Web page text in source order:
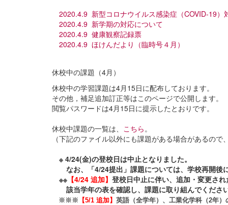
2020.4.9 新型コロナウイルス感染症（COVID-19）
2020.4.9 新学期の対応について
2020.4.9 健康観察記録票
2020.4.9 ほけんだより（臨時号４月）
休校中の課題（4月）
休校中の学習課題は4月15日に配布しております。
その他，補足追加訂正等はこのページで公開します。
閲覧パスワードは4月15日に提示したとおりです。
休校中課題の一覧は、 こちら 。
（下記のファイル以外にも課題がある場合があるので
※ 4/24(金)の登校日は中止となりました。
なお、「4/24提出」課題については、学校再開後に
※※ 【4/24 追加】 登校日中止に伴い、追加・変更され
該当学年の表を確認し、課題に取り組んでください
※※※ 【5/1 追加】 英語（全学年）、工業化学科（2年）